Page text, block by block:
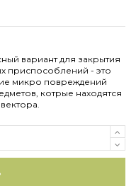
вариант для закрытия
приспособлений - это
микро повреждений
котрые находятся